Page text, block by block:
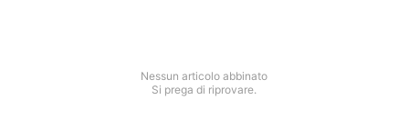
Nessun articolo abbinato
Si prega di riprovare.